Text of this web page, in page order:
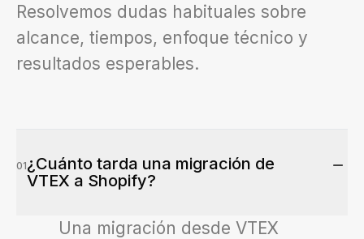
Resolvemos dudas habituales sobre
alcance, tiempos, enfoque técnico y
resultados esperables.
01¿Cuánto tarda una migración de
VTEX a Shopify?
Una migración desde VTEX